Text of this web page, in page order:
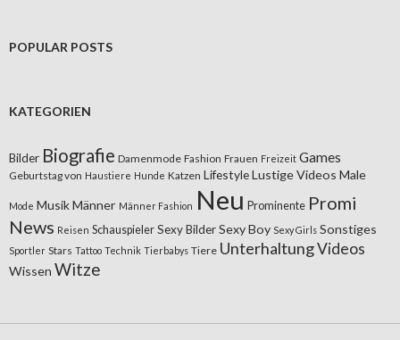
POPULAR POSTS
KATEGORIEN
Bilder Biografie Damenmode Fashion Frauen Freizeit Games
Geburtstag von Haustiere Hunde Katzen LifestyleLustige Videos Male
Mode MusikMänner Männer Fashion Neu Prominente Promi
News Reisen Schauspieler Sexy BilderSexy Boy Sexy Girls Sonstiges
Sportler Stars Tattoo Technik Tierbabys Tiere UnterhaltungVideos
Wissen Witze